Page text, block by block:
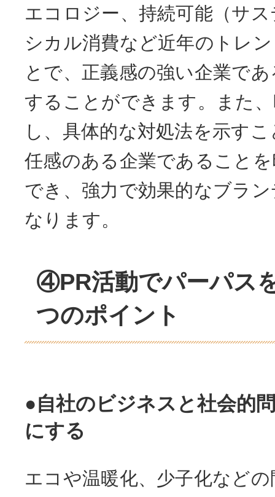
エコロジー、持続可能（サ
シカル消費など近年のトレ
とで、正義感の強い企業で
することができます。また
し、具体的な対処法を示す
任感のある企業であること
でき、強力で効果的なブラ
なります。
④PR活動でパーパス
つのポイント
●自社のビジネスと社会的
にする
エコや温暖化、少子化など